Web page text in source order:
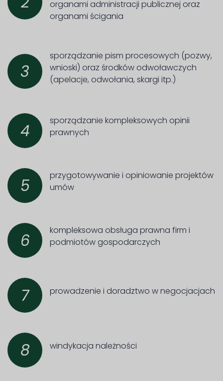
organami administracji publicznej oraz
organami ścigania
3
sporządzanie pism procesowych (pozwy,
wnioski) oraz środków odwoławczych
(apelacje, odwołania, skargi itp.)
4
sporządzanie kompleksowych opinii
prawnych
5
przygotowywanie i opiniowanie projektów
umów
6
kompleksowa obsługa prawna firm i
podmiotów gospodarczych
7 prowadzenie i doradztwo w negocjacjach
8 windykacja należności